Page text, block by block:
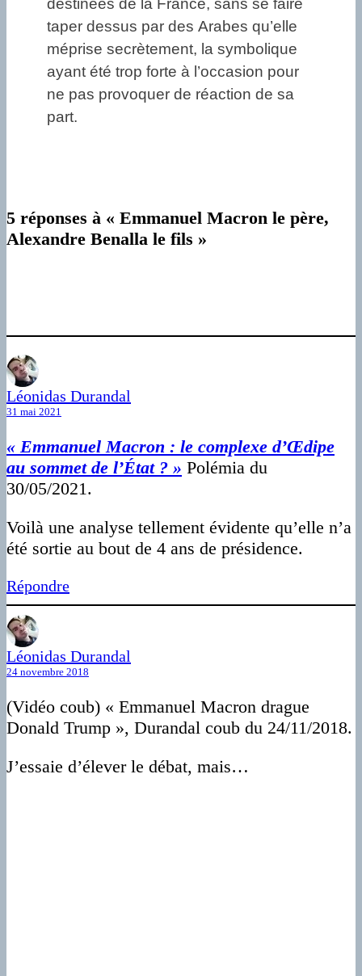
destinées de la France, sans se faire
taper dessus par des Arabes qu’elle
méprise secrètement, la symbolique
ayant été trop forte à l’occasion pour
ne pas provoquer de réaction de sa
part.
5 réponses à « Emmanuel Macron le père,
Alexandre Benalla le fils »
Léonidas Durandal
31 mai 2021
« Emmanuel Macron : le complexe d’Œdipe
au sommet de l’État ? » Polémia du
30/05/2021.
Voilà une analyse tellement évidente qu’elle n’a
été sortie au bout de 4 ans de présidence.
Répondre
Léonidas Durandal
24 novembre 2018
(Vidéo coub) « Emmanuel Macron drague
Donald Trump », Durandal coub du 24/11/2018.
J’essaie d’élever le débat, mais…